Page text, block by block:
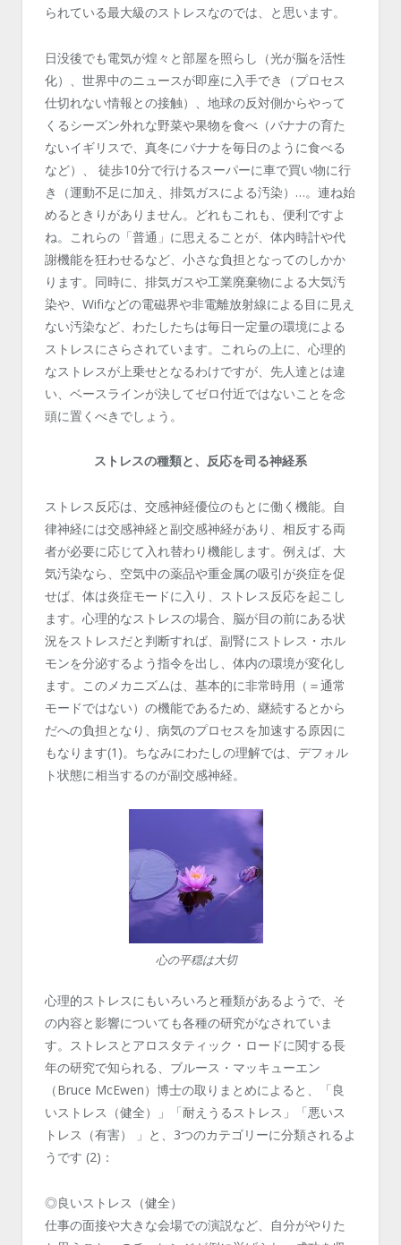
られている最大級のストレスなのでは、と思います。
日没後でも電気が煌々と部屋を照らし（光が脳を活性
化）、世界中のニュースが即座に入手でき（プロセス
仕切れない情報との接触）、地球の反対側からやって
くるシーズン外れな野菜や果物を食べ（バナナの育た
ないイギリスで、真冬にバナナを毎日のように食べる
など）、 徒歩10分で行けるスーパーに車で買い物に行
き（運動不足に加え、排気ガスによる汚染）…。連ね始
めるときりがありません。どれもこれも、便利ですよ
ね。これらの「普通」に思えることが、体内時計や代
謝機能を狂わせるなど、小さな負担となってのしかか
ります。同時に、排気ガスや工業廃棄物による大気汚
染や、Wifiなどの電磁界や非電離放射線による目に見え
ない汚染など、わたしたちは毎日一定量の環境による
ストレスにさらされています。これらの上に、心理的
なストレスが上乗せとなるわけですが、先人達とは違
い、ベースラインが決してゼロ付近ではないことを念
頭に置くべきでしょう。
ストレスの種類と、反応を司る神経系
ストレス反応は、交感神経優位のもとに働く機能。自
律神経には交感神経と副交感神経があり、相反する両
者が必要に応じて入れ替わり機能します。例えば、大
気汚染なら、空気中の薬品や重金属の吸引が炎症を促
せば、体は炎症モードに入り、ストレス反応を起こし
ます。心理的なストレスの場合、脳が目の前にある状
況をストレスだと判断すれば、副腎にストレス・ホル
モンを分泌するよう指令を出し、体内の環境が変化し
ます。このメカニズムは、基本的に非常時用（＝通常
モードではない）の機能であるため、継続するとから
だへの負担となり、病気のプロセスを加速する原因に
もなります(1)。ちなみにわたしの理解では、デフォル
ト状態に相当するのが副交感神経。
心の平穏は大切
心理的ストレスにもいろいろと種類があるようで、そ
の内容と影響についても各種の研究がなされていま
す。ストレスとアロスタティック・ロードに関する長
年の研究で知られる、ブルース・マッキューエン
（Bruce McEwen）博士の取りまとめによると、「良
いストレス（健全）」「耐えうるストレス」「悪いス
トレス（有害） 」と、3つのカテゴリーに分類されるよ
うです (2)：
◎良いストレス（健全）
仕事の面接や大きな会場での演説など、自分がやりた